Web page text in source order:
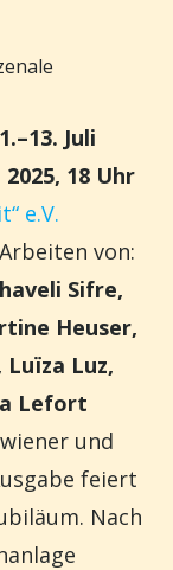
Juli
18 Uhr
e.V.
von:
Sifre,
Heuser,
Luz,
Lefort
und
feiert
Nach